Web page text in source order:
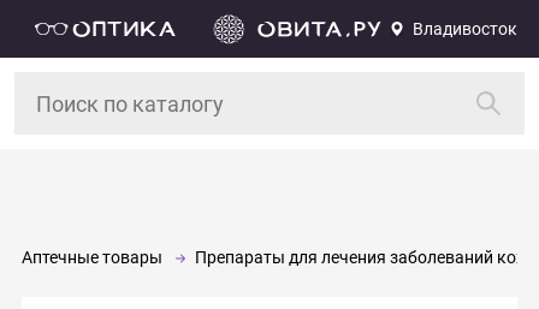
Владивосток
Аптечные товары Препараты для лечения заболеваний